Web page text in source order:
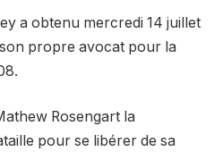
a obtenu mercredi 14 juillet
son propre avocat pour la
Rosengart la
pour se libérer de sa